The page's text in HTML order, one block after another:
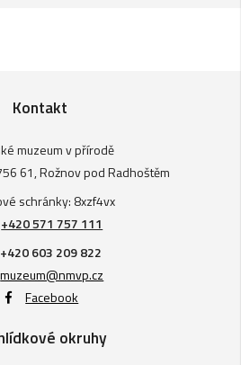
Kontakt
muzeum v přírodě
61, Rožnov pod Radhoštěm
schránky: 8xzf4vx
+420 571 757 111
603 209 822
muzeum@nmvp.cz
Facebook
okruhy